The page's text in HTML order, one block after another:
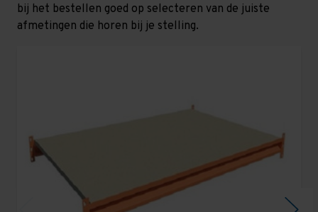
bij het bestellen goed op selecteren van de juiste
afmetingen die horen bij je stelling.